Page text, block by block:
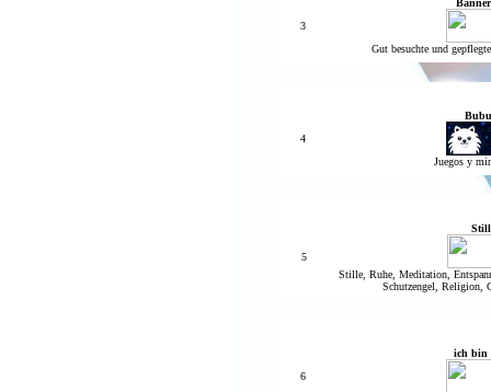
3
Gut besuchte und
4
Juegos y
5
Stille, Ruhe, Meditation,
Schutzengel, Religion,
6
ich bin